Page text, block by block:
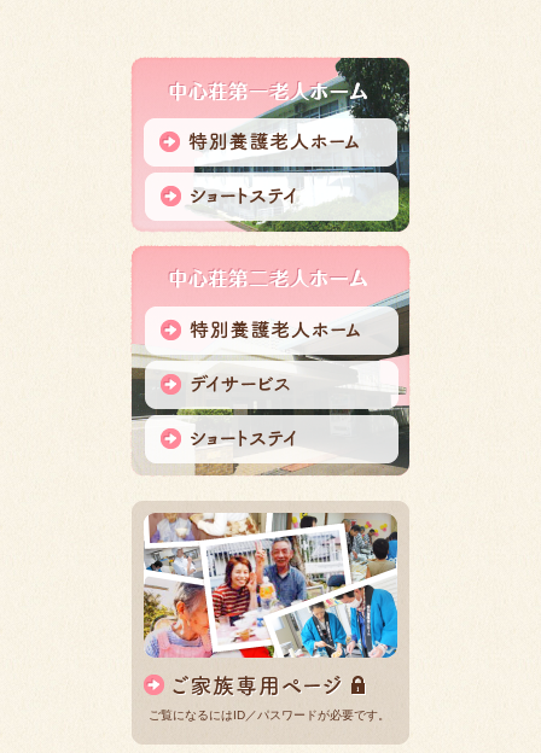
ご覧になるにはID／パスワードが必要です。